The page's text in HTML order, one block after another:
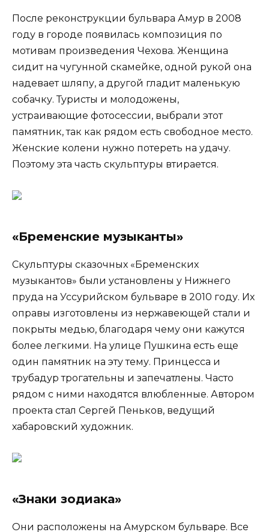
После реконструкции бульвара Амур в 2008
году в городе появилась композиция по
мотивам произведения Чехова. Женщина
сидит на чугунной скамейке, одной рукой она
надевает шляпу, а другой гладит маленькую
собачку. Туристы и молодожены,
устраивающие фотосессии, выбрали этот
памятник, так как рядом есть свободное место.
Женские колени нужно потереть на удачу.
Поэтому эта часть скульптуры втирается.
«Бременские музыканты»
Скульптуры сказочных «Бременских
музыкантов» были установлены у Нижнего
пруда на Уссурийском бульваре в 2010 году. Их
оправы изготовлены из нержавеющей стали и
покрыты медью, благодаря чему они кажутся
более легкими. На улице Пушкина есть еще
один памятник на эту тему. Принцесса и
трубадур трогательны и запечатлены. Часто
рядом с ними находятся влюбленные. Автором
проекта стал Сергей Пеньков, ведущий
хабаровский художник.
«Знаки зодиака»
Они расположены на Амурском бульваре. Все